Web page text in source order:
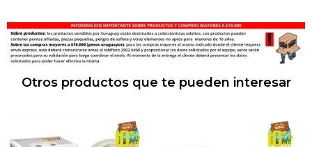
Otros productos que te pueden interesar